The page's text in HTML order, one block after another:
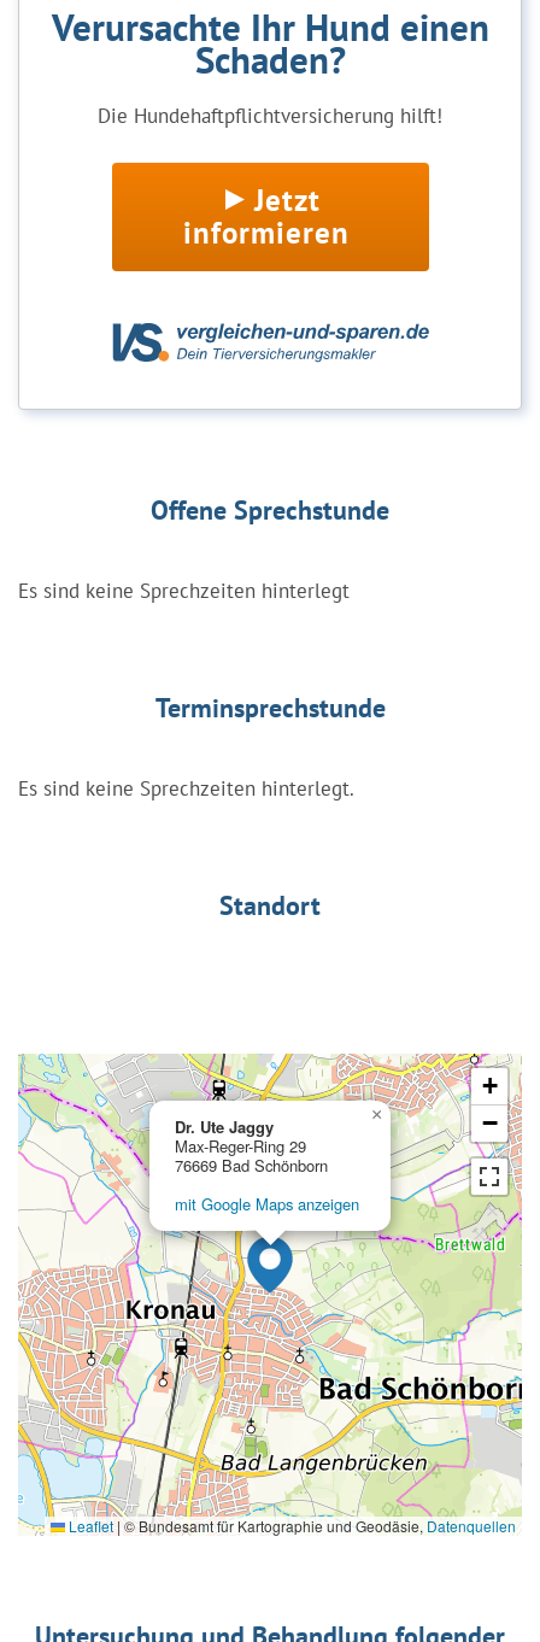
Verursachte Ihr Hund einen
Schaden?
Die Hundehaftpflichtversicherung hilft!
Jetzt
informieren
Offene Sprechstunde
Es sind keine Sprechzeiten hinterlegt
Terminsprechstunde
Es sind keine Sprechzeiten hinterlegt.
Standort
Dr. Ute Jaggy
Max-Reger-Ring 29
76669 Bad Schönborn
mit Google Maps anzeigen
×
+
−
Leaflet | © Bundesamt für Kartographie und Geodäsie, Datenquellen